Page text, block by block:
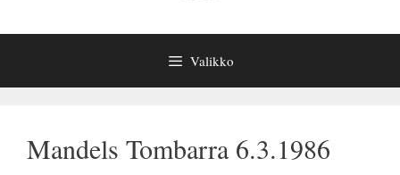
Valikko
Mandels Tombarra 6.3.1986